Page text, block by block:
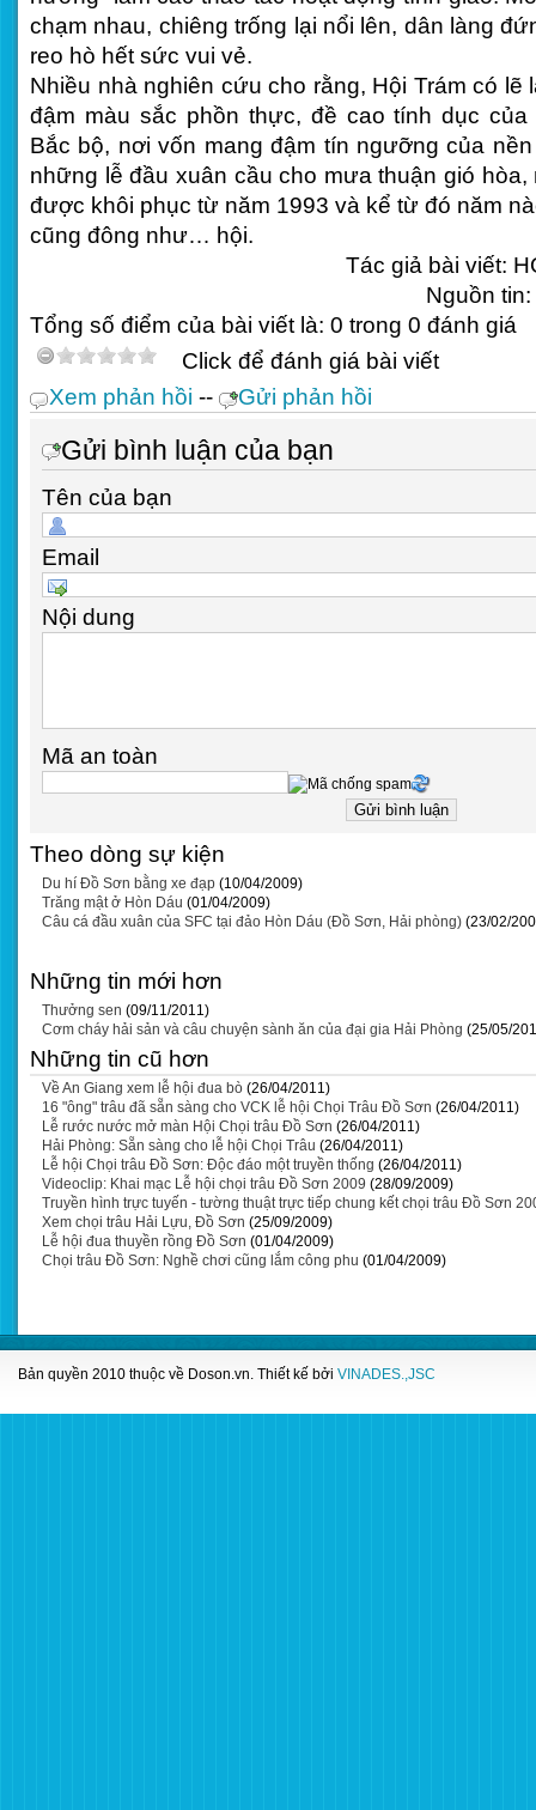
chạm nhau, chiêng trống lại nổi lên, dân làng
reo hò hết sức vui vẻ.
Nhiều nhà nghiên cứu cho rằng, Hội Trám có lẽ
đậm màu sắc phồn thực, đề cao tính dục
Bắc bộ, nơi vốn mang đậm tín ngưỡng của
những lễ đầu xuân cầu cho mưa thuận gió
được khôi phục từ năm 1993 và kể từ đó năm
cũng đông như… hội.
Tác giả bài viết:
Nguồn tin:
Tổng số điểm của bài viết là: 0 trong 0 đánh giá
Click để đánh giá bài viết
Xem phản hồi -- Gửi phản hồi
Gửi bình luận của bạn
Tên của bạn
Email
Nội dung
Mã an toàn
Theo dòng sự kiện
Du hí Đồ Sơn bằng xe đạp (10/04/2009)
Trăng mật ở Hòn Dáu (01/04/2009)
Câu cá đầu xuân của SFC tại đảo Hòn Dáu (Đồ Sơn, Hải phòng) (23/02/
Những tin mới hơn
Thưởng sen (09/11/2011)
Cơm cháy hải sản và câu chuyện sành ăn của đại gia Hải Phòng (25/05/
Những tin cũ hơn
Về An Giang xem lễ hội đua bò (26/04/2011)
16 "ông" trâu đã sẵn sàng cho VCK lễ hội Chọi Trâu Đồ Sơn (26/04/2011)
Lễ rước nước mở màn Hội Chọi trâu Đồ Sơn (26/04/2011)
Hải Phòng: Sẵn sàng cho lễ hội Chọi Trâu (26/04/2011)
Lễ hội Chọi trâu Đồ Sơn: Độc đáo một truyền thống (26/04/2011)
Videoclip: Khai mạc Lễ hội chọi trâu Đồ Sơn 2009 (28/09/2009)
Truyền hình trực tuyến - tường thuật trực tiếp chung kết chọi trâu Đồ Sơn
Xem chọi trâu Hải Lựu, Đồ Sơn (25/09/2009)
Lễ hội đua thuyền rồng Đồ Sơn (01/04/2009)
Chọi trâu Đồ Sơn: Nghề chơi cũng lắm công phu (01/04/2009)
Bản quyền 2010 thuộc về Doson.vn. Thiết kế bởi VINADES.,JSC